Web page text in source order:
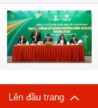
Lên đầu trang